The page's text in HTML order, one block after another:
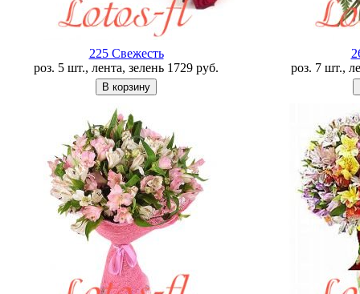
225 Свежесть
роз. 5 шт., лента, зелень 1729 руб.
роз. 7 шт.,